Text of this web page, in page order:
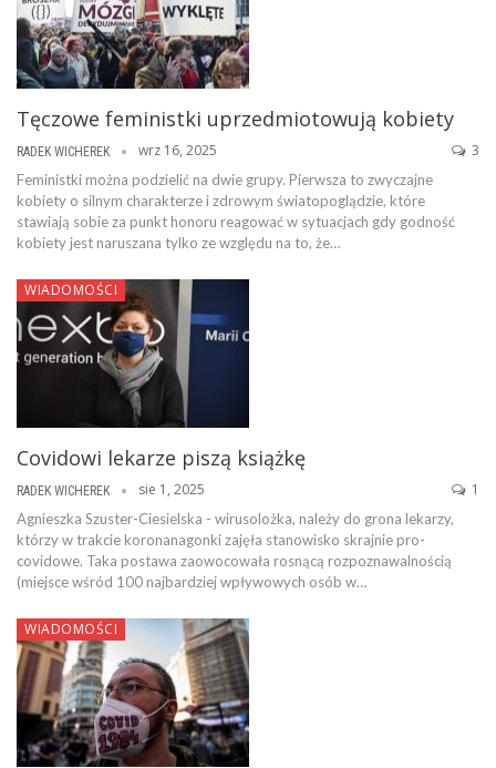
Tęczowe feministki uprzedmiotowują kobiety
RADEK WICHEREK wrz 16, 2025 3
Feministki można podzielić na dwie grupy. Pierwsza to zwyczajne
kobiety o silnym charakterze i zdrowym światopoglądzie, które
stawiają sobie za punkt honoru reagować w sytuacjach gdy godność
kobiety jest naruszana tylko ze względu na to, że…
WIADOMOŚCI
Covidowi lekarze piszą książkę
RADEK WICHEREK sie 1, 2025 1
Agnieszka Szuster-Ciesielska - wirusolożka, należy do grona lekarzy,
którzy w trakcie koronanagonki zajęła stanowisko skrajnie pro-
covidowe. Taka postawa zaowocowała rosnącą rozpoznawalnością
(miejsce wśród 100 najbardziej wpływowych osób w…
WIADOMOŚCI